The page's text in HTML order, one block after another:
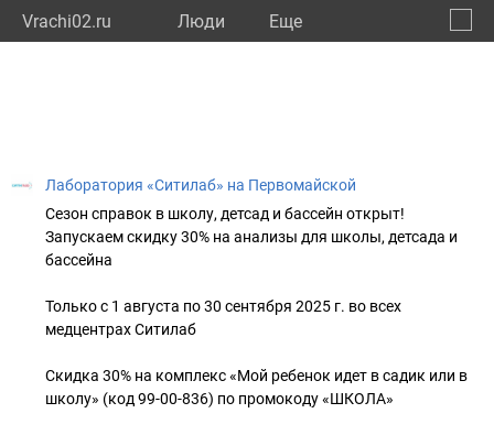
Vrachi02.ru Люди Eще
Лаборатория «Ситилаб» на Первомайской
Сезон справок в школу, детсад и бассейн открыт!
Запускаем скидку 30% на анализы для школы, детсада и
бассейна
Только с 1 августа по 30 сентября 2025 г. во всех
медцентрах Ситилаб
Скидка 30% на комплекс «Мой ребенок идет в садик или в
школу» (код 99-00-836) по промокоду «ШКОЛА»